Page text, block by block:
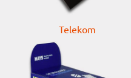
Telekom